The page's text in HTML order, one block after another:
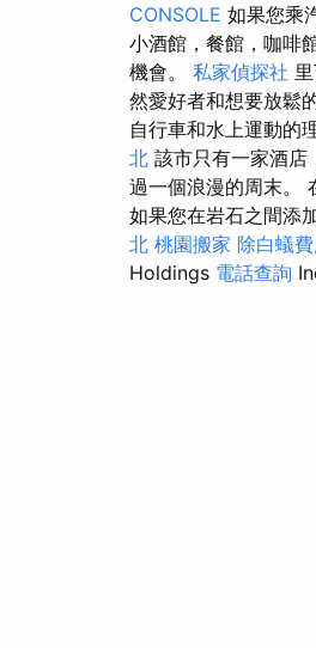
CONSOLE 如果您乘
小酒館，餐館，咖啡
機會。 私家偵探社
然愛好者和想要放鬆
自行車和水上運動的
北 該市只有一家酒店
過一個浪漫的周末。
如果您在岩石之間添
北 桃園搬家 除白蟻
Holdings 電話查詢